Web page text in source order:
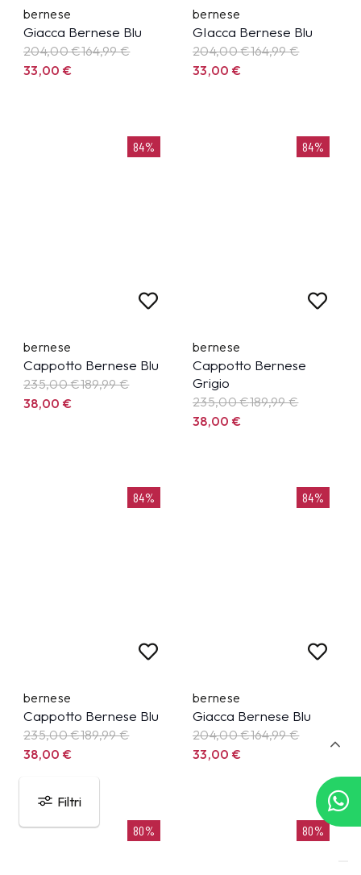
Filtri
bernese
Giacca Bernese Blu
204,00 €164,99€
33,00€
bernese
GIacca Bernese Blu
204,00 €164,99€
33,00€
84%
bernese
Cappotto Bernese Blu
235,00 €189,99€
38,00€
84%
bernese
Cappotto Bernese
Grigio
235,00 €189,99€
38,00€
84%
bernese
Cappotto Bernese Blu
235,00 €189,99€
38,00€
84%
bernese
Giacca Bernese Blu
204,00 €164,99€
33,00€
80% 80%